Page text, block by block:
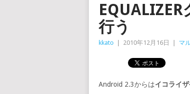
行う
kkato 2010年12月16日 マ
Android 2.3からはイコライ